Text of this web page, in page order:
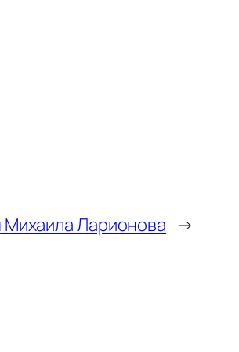
Михаила Ларионова →